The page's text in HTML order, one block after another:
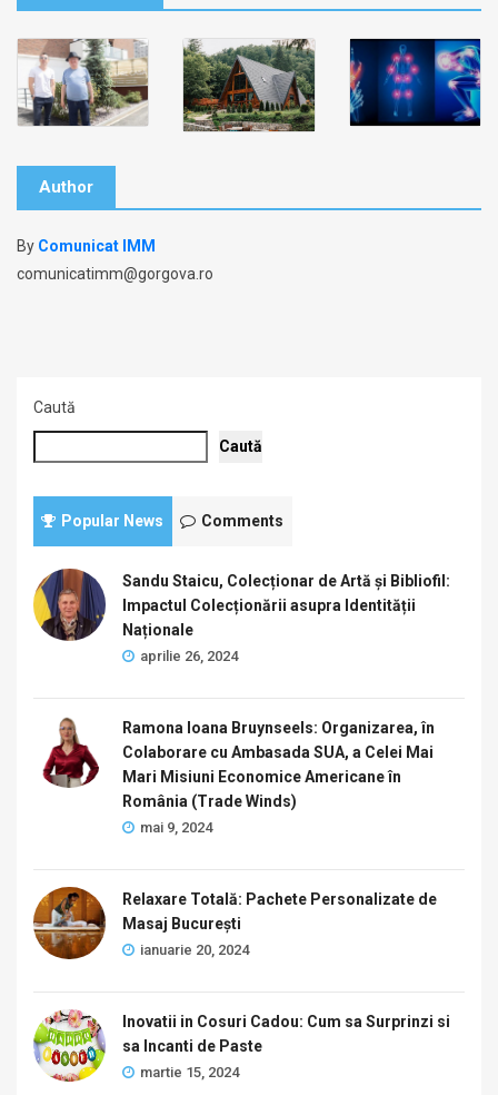
Author
By Comunicat IMM
comunicatimm@gorgova.ro
Caută
Caută
Popular News Comments
Sandu Staicu, Colecționar de Artă și Bibliofil:
Impactul Colecționării asupra Identității
Naționale
aprilie 26, 2024
Ramona Ioana Bruynseels: Organizarea, în
Colaborare cu Ambasada SUA, a Celei Mai
Mari Misiuni Economice Americane în
România (Trade Winds)
mai 9, 2024
Relaxare Totală: Pachete Personalizate de
Masaj București
ianuarie 20, 2024
Inovatii in Cosuri Cadou: Cum sa Surprinzi si
sa Incanti de Paste
martie 15, 2024